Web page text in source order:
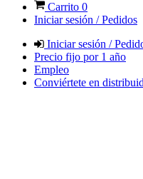
Carrito 0
Iniciar sesión / Pedidos
Iniciar sesión /
Precio fijo por 1 año
Empleo
Conviértete en